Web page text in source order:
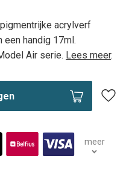
acrylverf
handig 17ml.
Air serie. Lees meer.
meer